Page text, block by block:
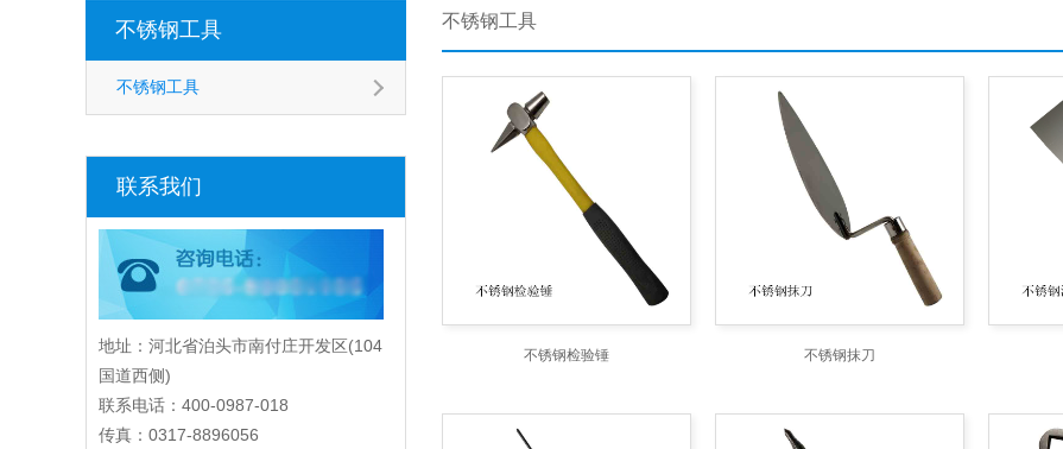
不锈钢工具
不锈钢工具
联系我们
地址：河北省泊头市南付庄开发区(104
国道西侧)
联系电话：400-0987-018
传真：0317-8896056
不锈钢工具
不锈钢检验锤 不锈钢抹刀